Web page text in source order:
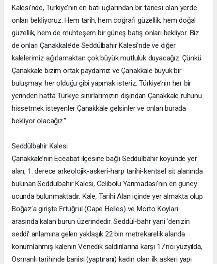
Kalesi’nde, Türkiye’nin en batı uçlarından bir tanesi olan yerde
onları bekliyoruz. Hem tarih, hem coğrafi güzellik, hem doğal
güzellik, hem de muhteşem bir güneş batış onları bekliyor. Biz
de onları Çanakkale’de Seddülbahir Kalesi’nde ve diğer
kalelerimiz ağırlamaktan çok büyük mutluluk duyacağız. Çünkü
Çanakkale bizim ortak paydamız ve Çanakkale büyük bir
buluşmayı her olduğu gibi yapmak isteriz. Türkiye’nin her bir
yerinden hatta Türkiye sınırlarımızın dışından Çanakkale ruhunu
hissetmek isteyenler Çanakkale gelsinler ve onları burada
bekliyor olacağız.”
Seddülbahir Kalesi
Çanakkale’nin Eceabat ilçesine bağlı Seddülbahir köyünde yer
alan, 1. derece arkeolojik-askeri-harp tarihi-kentsel sit alanında
bulunan Seddülbahir Kalesi, Gelibolu Yarımadası’nın en güney
ucunda bulunmaktadır. Kale, Tarihi Alan içinde yer almakta olup
Boğaz’a girişte Ertuğrul (Cape Helles) ve Morto Koyları
arasında kalan burun üzerindedir. Seddül-bahr yani ’denizin
seddi’ anlamına gelen yaklaşık 22 bin metrekarelik alanda
konumlanmış kalenin Venedik saldırılarına karşı 17’nci yüzyılda,
Osmanlı tarihinde banisi (yaptıranı) kadın olan ilk askeri yapı